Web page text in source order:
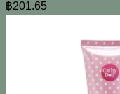
฿201.65